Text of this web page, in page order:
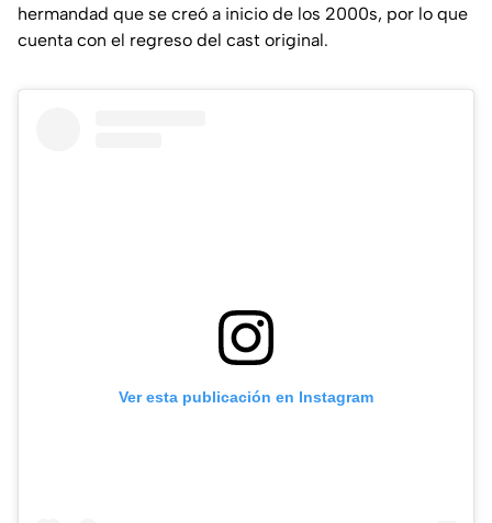
hermandad que se creó a inicio de los 2000s, por lo que
cuenta con el regreso del cast original.
Ver esta publicación en Instagram